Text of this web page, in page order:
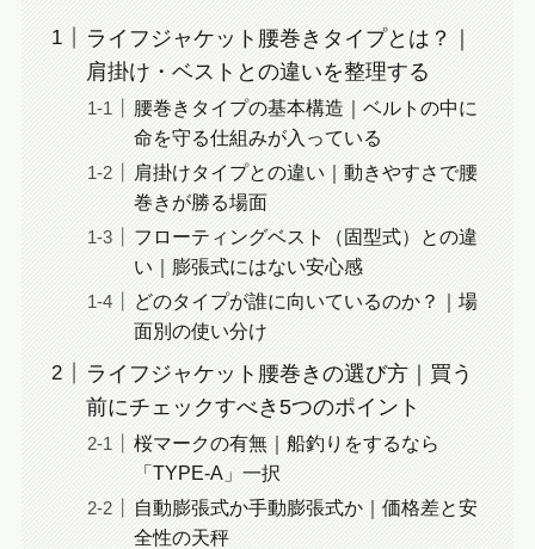
ライフジャケット腰巻きタイプとは？｜
肩掛け・ベストとの違いを整理する
腰巻きタイプの基本構造｜ベルトの中に
命を守る仕組みが入っている
肩掛けタイプとの違い｜動きやすさで腰
巻きが勝る場面
フローティングベスト（固型式）との違
い｜膨張式にはない安心感
どのタイプが誰に向いているのか？｜場
面別の使い分け
ライフジャケット腰巻きの選び方｜買う
前にチェックすべき5つのポイント
桜マークの有無｜船釣りをするなら
「TYPE-A」一択
自動膨張式か手動膨張式か｜価格差と安
全性の天秤